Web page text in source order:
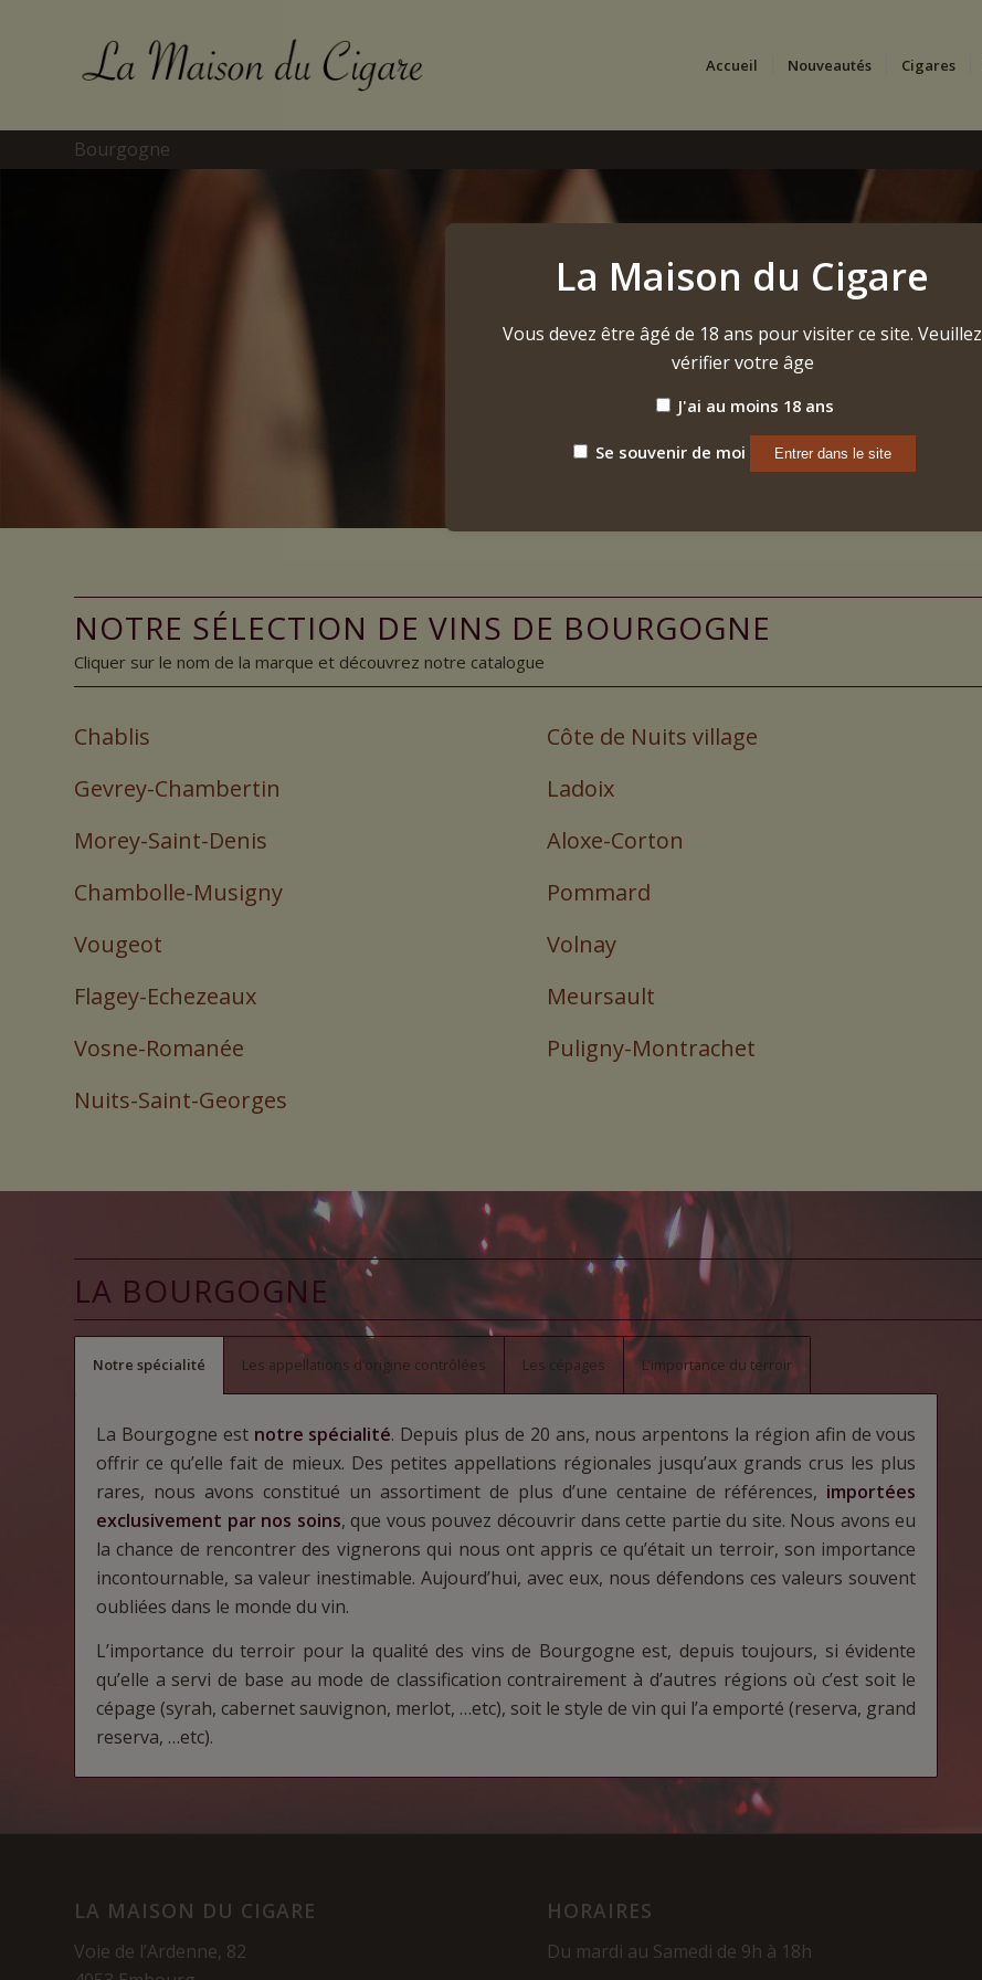
Accueil Nouveautés Cigares
Bourgogne
NOTRE SÉLECTION DE VINS DE BOURGOGNE
Cliquer sur le nom de la marque et découvrez notre catalogue
Chablis
Gevrey-Chambertin
Morey-Saint-Denis
Chambolle-Musigny
Vougeot
Flagey-Echezeaux
Vosne-Romanée
Nuits-Saint-Georges
Côte de Nuits village
Ladoix
Aloxe-Corton
Pommard
Volnay
Meursault
Puligny-Montrachet
LA BOURGOGNE
Notre spécialité Les appellations d’origine contrôlées Les cépages L’importance du terroir
La Bourgogne est notre spécialité. Depuis plus de 20 ans, nous arpentons la région afin de vous
offrir ce qu’elle fait de mieux. Des petites appellations régionales jusqu’aux grands crus les plus
rares, nous avons constitué un assortiment de plus d’une centaine de références, importées
exclusivement par nos soins, que vous pouvez découvrir dans cette partie du site. Nous avons eu
la chance de rencontrer des vignerons qui nous ont appris ce qu’était un terroir, son importance
incontournable, sa valeur inestimable. Aujourd’hui, avec eux, nous défendons ces valeurs souvent
oubliées dans le monde du vin.
L’importance du terroir pour la qualité des vins de Bourgogne est, depuis toujours, si évidente
qu’elle a servi de base au mode de classification contrairement à d’autres régions où c’est soit le
cépage (syrah, cabernet sauvignon, merlot, …etc), soit le style de vin qui l’a emporté (reserva, grand
reserva, …etc).
LA MAISON DU CIGARE
Voie de l’Ardenne, 82
HORAIRES
Du mardi au Samedi de 9h à 18h
La Maison du Cigare
Vous devez être âgé de 18 ans pour visiter ce site. Veuillez
vérifier votre âge
J'ai au moins 18 ans
Se souvenir de moi